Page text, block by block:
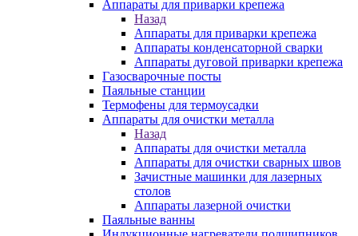
Аппараты для приварки крепежа
Назад
Аппараты для приварки крепежа
Аппараты конденсаторной сварки
Аппараты дуговой приварки крепежа
Газосварочные посты
Паяльные станции
Термофены для термоусадки
Аппараты для очистки металла
Назад
Аппараты для очистки металла
Аппараты для очистки сварных швов
Зачистные машинки для лазерных
столов
Аппараты лазерной очистки
Паяльные ванны